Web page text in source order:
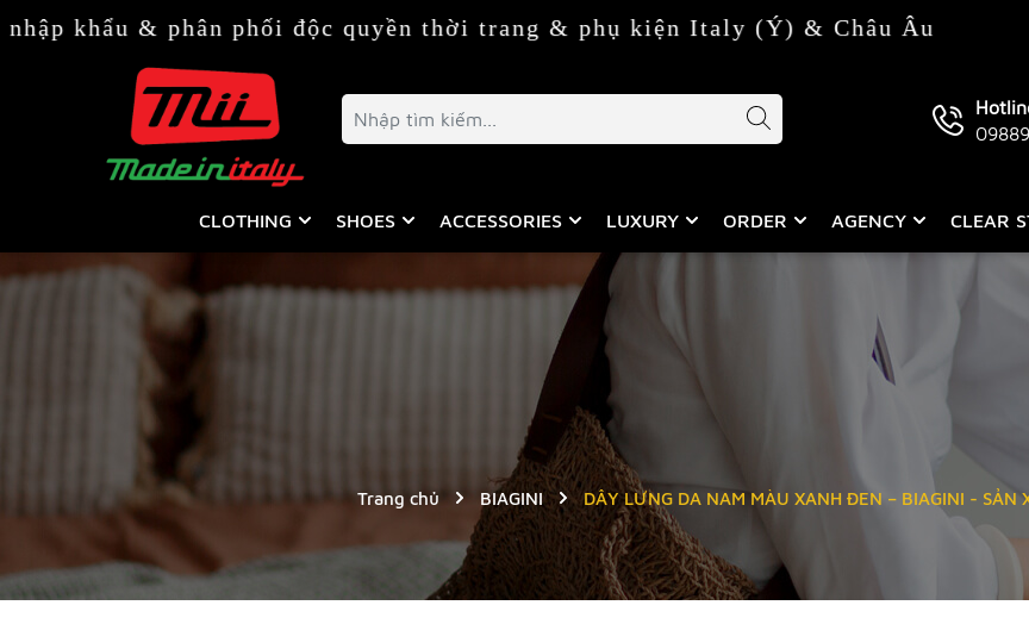
& phân phối độc quyền thời trang & phụ kiện Italy (Ý) & Châu Âu
CLOTHING SHOES ACCESSORIES LUXURY ORDER AGENCY CLEAR
Trang chủ BIAGINI DÂY LƯNG DA NAM MÀU XANH ĐEN – BIAGINI - SẢN